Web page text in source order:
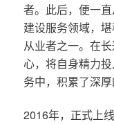
者。此后，便一
建设服务领域，
从业者之一。在
心，将自身精力
务中，积累了深
2016年，正式上